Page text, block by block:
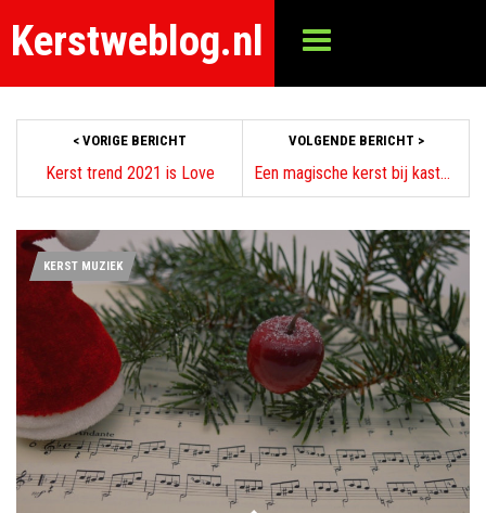
Kerstweblog.nl
< VORIGE BERICHT
Kerst trend 2021 is Love
VOLGENDE BERICHT >
Een magische kerst bij kasteel De Haar
KERST MUZIEK